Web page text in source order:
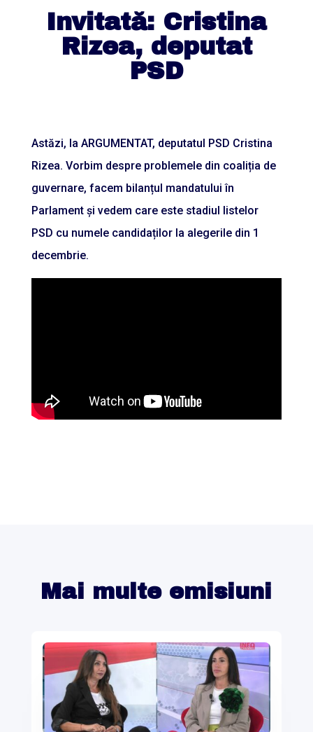
Invitată: Cristina
Rizea, deputat
PSD
Astăzi, la ARGUMENTAT, deputatul PSD Cristina
Rizea. Vorbim despre problemele din coaliția de
guvernare, facem bilanțul mandatului în
Parlament și vedem care este stadiul listelor
PSD cu numele candidaților la alegerile din 1
decembrie.
Mai multe emisiuni